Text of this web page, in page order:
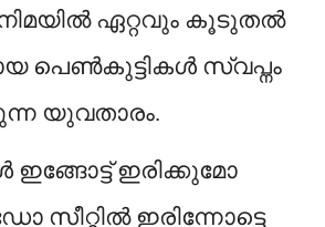
ഏറ്റവും കൂടുതൽ
പെൺകുട്ടികൾ സ്വപ്നം
യുവതാരം.
ഇങ്ങോട്ട് ഇരിക്കുമോ
സീറ്റിൽ ഇരിന്നോട്ടെ